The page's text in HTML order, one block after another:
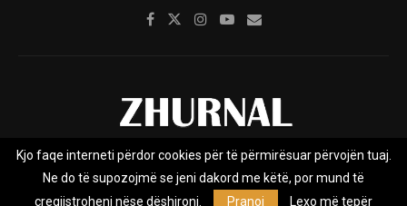
Rreth nesh Impresumi Marketing
Privacy Policy
Kjo faqe interneti përdor cookies për të përmirësuar përvojën tuaj.
Ne do të supozojmë se jeni dakord me këtë, por mund të
çregjistroheni nëse dëshironi.
Pranoj Lexo më tepër